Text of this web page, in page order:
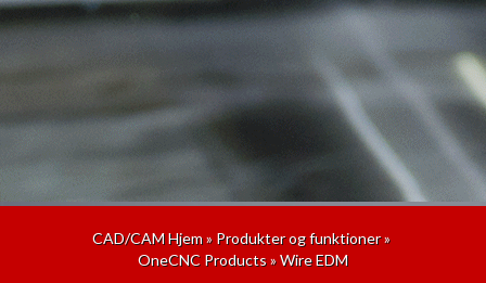
CAD/CAM Hjem» Produkter og funktioner»
OneCNC Products»Wire EDM